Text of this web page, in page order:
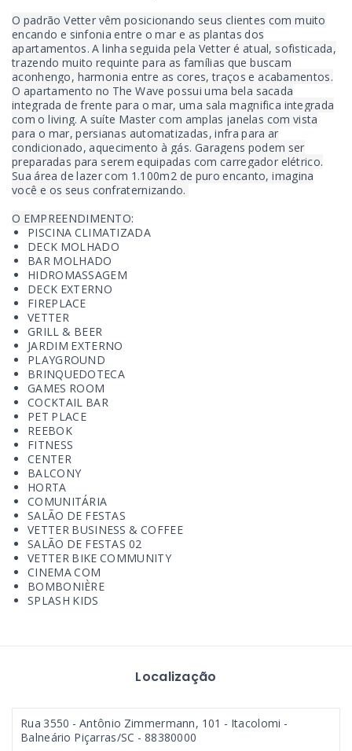
O padrão Vetter vêm posicionando seus clientes com muito
encando e sinfonia entre o mar e as plantas dos
apartamentos. A linha seguida pela Vetter é atual, sofisticada,
trazendo muito requinte para as famílias que buscam
aconhengo, harmonia entre as cores, traços e acabamentos.
O apartamento no The Wave possui uma bela sacada
integrada de frente para o mar, uma sala magnifica integrada
com o living. A suíte Master com amplas janelas com vista
para o mar, persianas automatizadas, infra para ar
condicionado, aquecimento à gás. Garagens podem ser
preparadas para serem equipadas com carregador elétrico.
Sua área de lazer com 1.100m2 de puro encanto, imagina
você e os seus confraternizando.
O EMPREENDIMENTO:
PISCINA CLIMATIZADA
DECK MOLHADO
BAR MOLHADO
HIDROMASSAGEM
DECK EXTERNO
FIREPLACE
VETTER
GRILL & BEER
JARDIM EXTERNO
PLAYGROUND
BRINQUEDOTECA
GAMES ROOM
COCKTAIL BAR
PET PLACE
REEBOK
FITNESS
CENTER
BALCONY
HORTA
COMUNITÁRIA
SALÃO DE FESTAS
VETTER BUSINESS & COFFEE
SALÃO DE FESTAS 02
VETTER BIKE COMMUNITY
CINEMA COM
BOMBONIÈRE
SPLASH KIDS
Localização
Rua 3550 - Antônio Zimmermann, 101 - Itacolomi -
Balneário Piçarras/SC - 88380000